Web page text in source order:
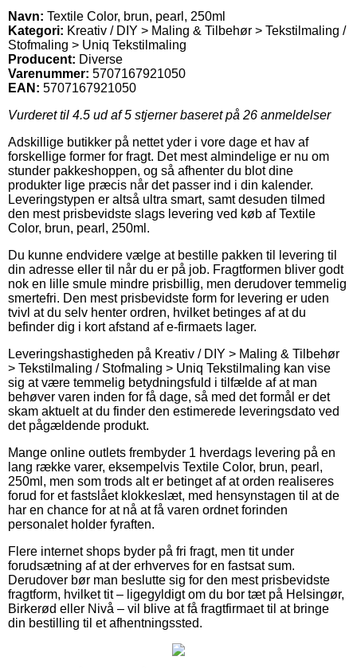
Navn: Textile Color, brun, pearl, 250ml
Kategori: Kreativ / DIY > Maling & Tilbehør > Tekstilmaling /
Stofmaling > Uniq Tekstilmaling
Producent: Diverse
Varenummer: 5707167921050
EAN: 5707167921050
Vurderet til 4.5 ud af 5 stjerner baseret på 26 anmeldelser
Adskillige butikker på nettet yder i vore dage et hav af
forskellige former for fragt. Det mest almindelige er nu om
stunder pakkeshoppen, og så afhenter du blot dine
produkter lige præcis når det passer ind i din kalender.
Leveringstypen er altså ultra smart, samt desuden tilmed
den mest prisbevidste slags levering ved køb af Textile
Color, brun, pearl, 250ml.
Du kunne endvidere vælge at bestille pakken til levering til
din adresse eller til når du er på job. Fragtformen bliver godt
nok en lille smule mindre prisbillig, men derudover temmelig
smertefri. Den mest prisbevidste form for levering er uden
tvivl at du selv henter ordren, hvilket betinges af at du
befinder dig i kort afstand af e-firmaets lager.
Leveringshastigheden på Kreativ / DIY > Maling & Tilbehør
> Tekstilmaling / Stofmaling > Uniq Tekstilmaling kan vise
sig at være temmelig betydningsfuld i tilfælde af at man
behøver varen inden for få dage, så med det formål er det
skam aktuelt at du finder den estimerede leveringsdato ved
det pågældende produkt.
Mange online outlets frembyder 1 hverdags levering på en
lang række varer, eksempelvis Textile Color, brun, pearl,
250ml, men som trods alt er betinget af at orden realiseres
forud for et fastslået klokkeslæt, med hensynstagen til at de
har en chance for at nå at få varen ordnet forinden
personalet holder fyraften.
Flere internet shops byder på fri fragt, men tit under
forudsætning af at der erhverves for en fastsat sum.
Derudover bør man beslutte sig for den mest prisbevidste
fragtform, hvilket tit – ligegyldigt om du bor tæt på Helsingør,
Birkerød eller Nivå – vil blive at få fragtfirmaet til at bringe
din bestilling til et afhentningssted.